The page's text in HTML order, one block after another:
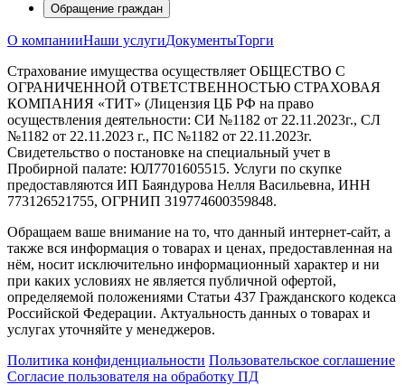
Обращение граждан
О компанииНаши услугиДокументыТорги
Страхование имущества осуществляет ОБЩЕСТВО С
ОГРАНИЧЕННОЙ ОТВЕТСТВЕННОСТЬЮ СТРАХОВАЯ
КОМПАНИЯ «ТИТ» (Лицензия ЦБ РФ на право
осуществления деятельности: СИ №1182 от 22.11.2023г., СЛ
№1182 от 22.11.2023 г., ПС №1182 от 22.11.2023г.
Свидетельство о постановке на специальный учет в
Пробирной палате: ЮЛ7701605515. Услуги по скупке
предоставляются ИП Баяндурова Нелля Васильевна, ИНН
773126521755, ОГРНИП 319774600359848.
Обращаем ваше внимание на то, что данный интернет-сайт, а
также вся информация о товарах и ценах, предоставленная на
нём, носит исключительно информационный характер и ни
при каких условиях не является публичной офертой,
определяемой положениями Статьи 437 Гражданского кодекса
Российской Федерации. Актуальность данных о товарах и
услугах уточняйте у менеджеров.
Политика конфиденциальности Пользовательское соглашение
Согласие пользователя на обработку ПД